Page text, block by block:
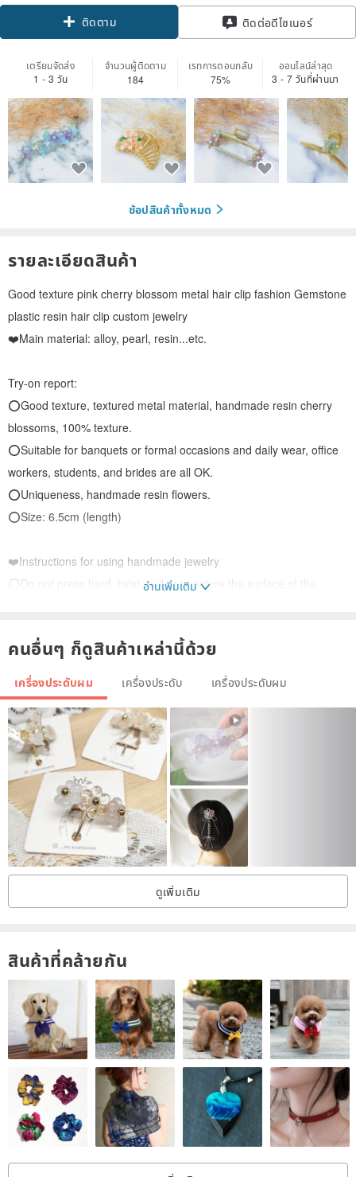
ติดตาม ติดต่อดีไซเนอร์
เตรียมจัดส่ง
1 - 3 วัน
จำนวนผู้ติดตาม
184
เรทการตอบกลับ
75%
ออนไลน์ล่าสุด
3 - 7 วันที่ผ่านมา
ช้อปสินค้าทั้งหมด
รายละเอียดสินค้า
Good texture pink cherry blossom metal hair clip fashion Gemstone
plastic resin hair clip custom jewelry
❤️Main material: alloy, pearl, resin...etc.
Try-on report:
⭕Good texture, textured metal material, handmade resin cherry
blossoms, 100% texture.
⭕Suitable for banquets or formal occasions and daily wear, office
workers, students, and brides are all OK.
⭕Uniqueness, handmade resin flowers.
⭕Size: 6.5cm (length)
❤️Instructions for using handmade jewelry
⭕Do not press hard, twist, pull or puncture the surface of the
of air bubbles.
⭕The petals or leaves are wound with Bronze, and the shape of
each flower will be slightly different.
❤️ Jewelry maintenance
⭕If there is dirt or fingerprints, you can brush it with a soft brush,
or wipe it with a cloth.
⭕Alloy accessories will oxidize with time and use, which is a
normal phenomenon.
⭕After Bronze jewelry is used, it will oxidize and turn black due to
exposure to air, sweat, rain, perfume, etc.
⭕In order to increase the life of jewelry wearing, please wipe the
product after wearing it and put it in a sealed bag.
same!!!
⭕Because the color display of each screen is different, there will
be color difference between the photo and the real object.
⭕If you have any questions, welcome to ask.
❤️Fashion creativity comes from life,
Live with heart, understand life, and make life better.
I am a fashion and creative lifer-CaCa.
Good at all hand-made, create a warm life with love.
Share with you who love hand-crafted works. ❤️
อ่านเพิ่มเติม
คนอื่นๆ ก็ดูสินค้าเหล่านี้ด้วย
เครื่องประดับผม เครื่องประดับ เครื่องประดับผม
ดูเพิ่มเติม
สินค้าที่คล้ายกัน